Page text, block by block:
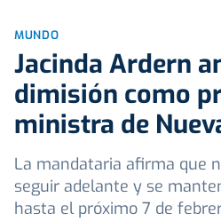
MUNDO
Jacinda Ardern
dimisión como
ministra de
La mandataria afirma que
seguir adelante y se
hasta el próximo 7 de